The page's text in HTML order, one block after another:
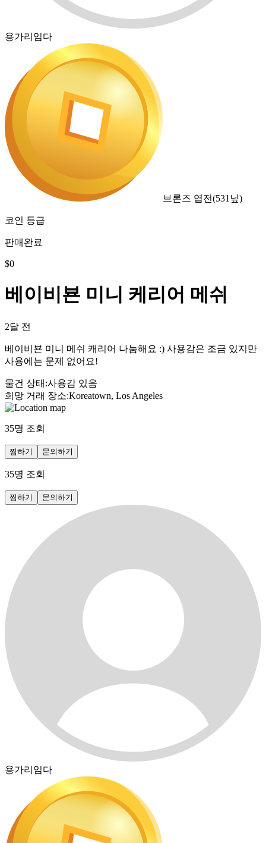
용가리임다
브론즈 엽전(531 닢)
코인 등급
판매완료
$0
베이비뵨 미니 케리어 메쉬
2달 전
베이비뵨 미니 메쉬 캐리어 나눔해요 :) 사용감은 조금 있지만
사용에는 문제 없어요!
물건 상태 :사용감 있음
희망 거래 장소:Koreatown, Los Angeles
35명 조회
찜하기 문의하기
35명 조회
찜하기 문의하기
용가리임다